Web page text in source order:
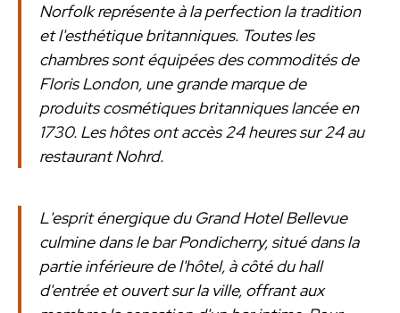
Norfolk représente à la perfection la tradition
et l'esthétique britanniques. Toutes les
chambres sont équipées des commodités de
Floris London, une grande marque de
produits cosmétiques britanniques lancée en
1730. Les hôtes ont accès 24 heures sur 24 au
restaurant Nohrd.
L'esprit énergique du Grand Hotel Bellevue
culmine dans le bar Pondicherry, situé dans la
partie inférieure de l'hôtel, à côté du hall
d'entrée et ouvert sur la ville, offrant aux